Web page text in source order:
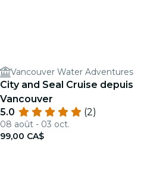
Vancouver Water Adventures
City and Seal Cruise depuis
Vancouver
5.0
(2)
08 août - 03 oct.
99,00 CA$